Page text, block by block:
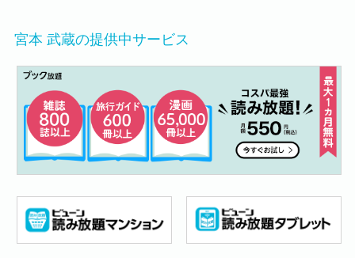
宮本 武蔵の提供中サービス